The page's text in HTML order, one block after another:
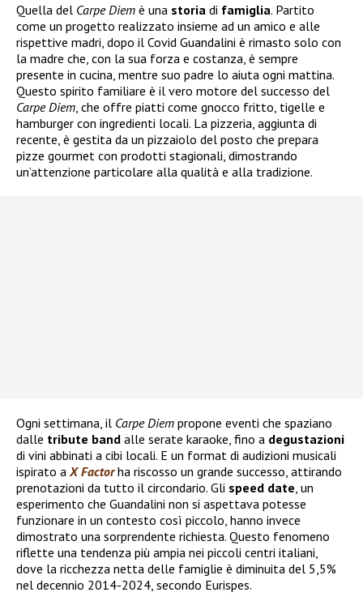
Quella del Carpe Diem è una storia di famiglia. Partito
come un progetto realizzato insieme ad un amico e alle
rispettive madri, dopo il Covid Guandalini è rimasto solo con
la madre che, con la sua forza e costanza, è sempre
presente in cucina, mentre suo padre lo aiuta ogni mattina.
Questo spirito familiare è il vero motore del successo del
Carpe Diem , che offre piatti come gnocco fritto, tigelle e
hamburger con ingredienti locali. La pizzeria, aggiunta di
recente, è gestita da un pizzaiolo del posto che prepara
pizze gourmet con prodotti stagionali, dimostrando
un’attenzione particolare alla qualità e alla tradizione.
Ogni settimana, il Carpe Diem propone eventi che spaziano
dalle tribute band alle serate karaoke, fino a degustazioni
di vini abbinati a cibi locali. E un format di audizioni musicali
ispirato a X Factorha riscosso un grande successo, attirando
prenotazioni da tutto il circondario. Gli speed date , un
esperimento che Guandalini non si aspettava potesse
funzionare in un contesto così piccolo, hanno invece
dimostrato una sorprendente richiesta. Questo fenomeno
riflette una tendenza più ampia nei piccoli centri italiani,
dove la ricchezza netta delle famiglie è diminuita del 5,5%
nel decennio 2014-2024, secondo Eurispes.